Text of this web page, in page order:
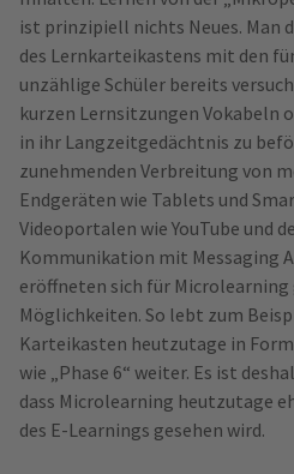
ist prinzipiell nichts Neues. Man
des Lernkarteikastens mit den
unzählige Schüler bereits
kurzen Lernsitzungen Vokabeln
in ihr Langzeitgedächtnis zu
zunehmenden Verbreitung von
Endgeräten wie Tablets und
Videoportalen wie YouTube und
Kommunikation mit Messaging
eröffneten sich für Microlearning
Möglichkeiten. So lebt zum
Karteikasten heutzutage in
wie „Phase 6“ weiter. Es ist
dass Microlearning heutzutage
des E-Learnings gesehen wird.